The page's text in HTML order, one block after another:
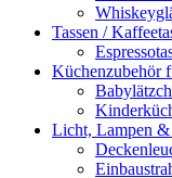
Tassen /
Küchenzubehör
Licht, Lampen &